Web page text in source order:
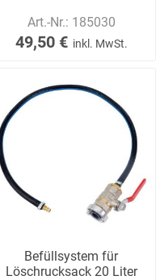
Art.-Nr.: 185030
49,50 € inkl. MwSt.
Befüllsystem für
Löschrucksack 20 Liter